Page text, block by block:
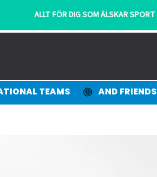
ALLT FÖR DIG SOM ÄLSKAR SPORT
TEAMS AND FRIENDS